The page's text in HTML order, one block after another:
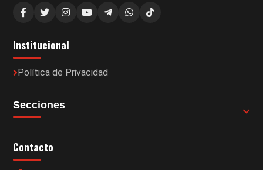
Institucional
Política de Privacidad
Secciones
Contacto